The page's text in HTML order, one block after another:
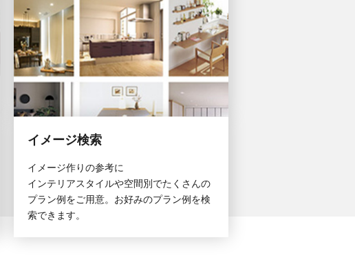
イメージ検索
イメージ作りの参考に
インテリアスタイルや空間別でたくさんの
プラン例をご用意。お好みのプラン例を検
索できます。